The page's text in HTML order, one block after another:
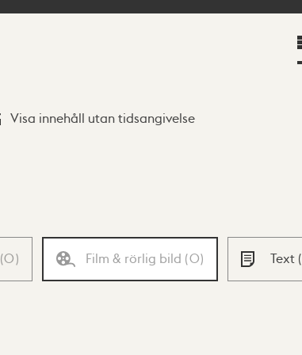
Visa innehåll utan tidsangivelse
(0) Film & rörlig bild (0) Text (